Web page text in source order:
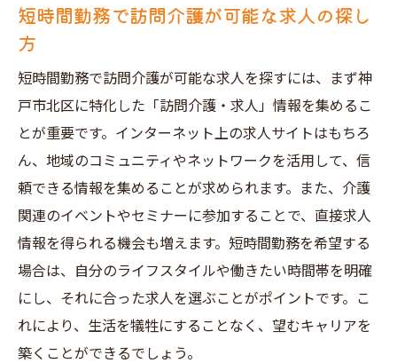
短時間勤務で訪問介護が可能な求人の探し
方
短時間勤務で訪問介護が可能な求人を探すには、まず神
戸市北区に特化した「訪問介護・求人」情報を集めるこ
とが重要です。インターネット上の求人サイトはもちろ
ん、地域のコミュニティやネットワークを活用して、信
頼できる情報を集めることが求められます。また、介護
関連のイベントやセミナーに参加することで、直接求人
情報を得られる機会も増えます。短時間勤務を希望する
場合は、自分のライフスタイルや働きたい時間帯を明確
にし、それに合った求人を選ぶことがポイントです。こ
れにより、生活を犠牲にすることなく、望むキャリアを
築くことができるでしょう。